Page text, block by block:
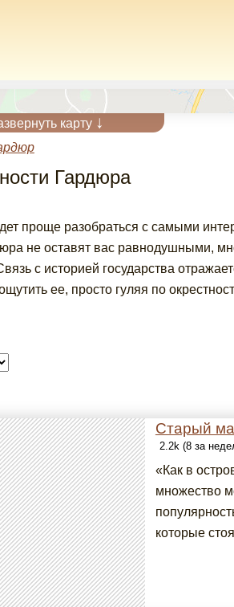
карту ↓
Гардюра
проще разобраться с самыми
не оставят вас равнодушными,
с историей государства
ее, просто гуляя по
Старый
2.2k (8 за
«Как в
множество
которые